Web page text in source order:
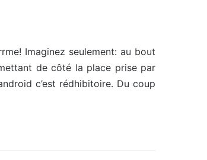
Imaginez seulement: au bout
de côté la place prise par
c’est rédhibitoire. Du coup